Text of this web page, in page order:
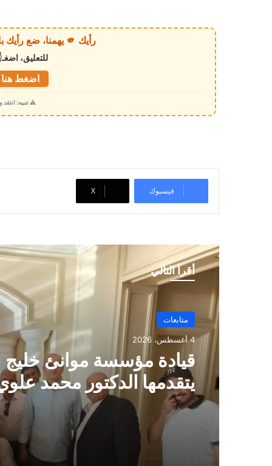
ي
ح
رأيك 🫵 يهمنا، ضع رأيك بالخبر أو الموقع بكل وضوح وصراحة!
للتعليق،
اضغط هنا
⚠️ تنبيه:
فيسبوك ‫X
أقرأ التالي
متابعات
4 أغسطس، 2026
قيادة مؤسسة موانئ
يتقدمها الدكتور محمد
تطمئن على صحة القبطان
مصر